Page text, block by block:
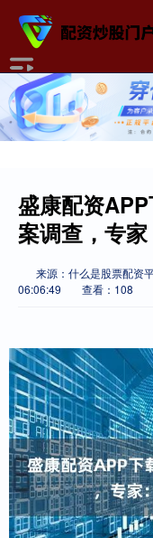
盛康配资
案调查，专
来源：什么是股票配资
06:06:49
查看：108